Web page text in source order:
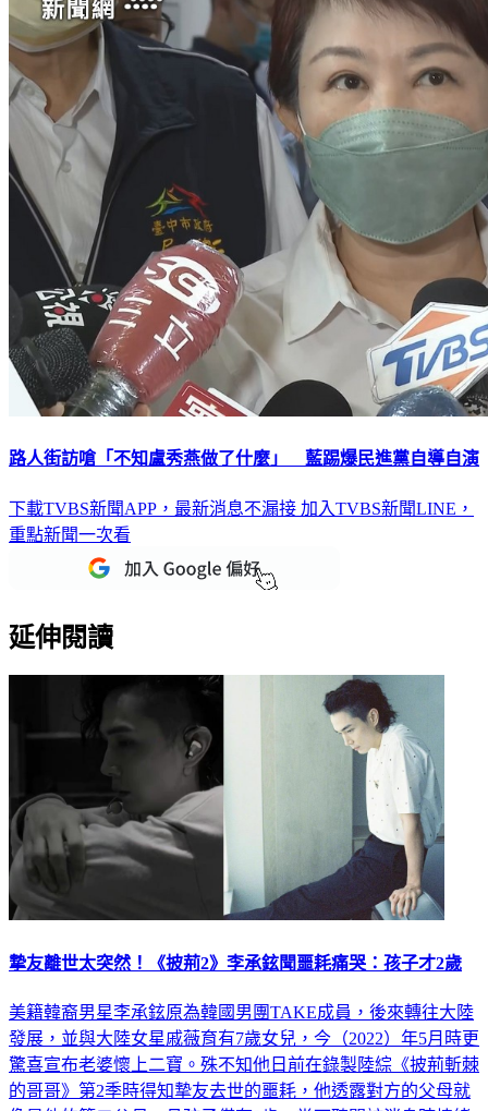
路人街訪嗆「不知盧秀燕做了什麼」 藍踢爆民進黨自導自演
下載TVBS新聞APP，最新消息不漏接 加入TVBS新聞LINE，
重點新聞一次看
延伸閱讀
摯友離世太突然！《披荊2》李承鉉聞噩耗痛哭：孩子才2歲
美籍韓裔男星李承鉉原為韓國男團TAKE成員，後來轉往大陸
發展，並與大陸女星戚薇育有7歲女兒，今（2022）年5月時更
驚喜宣布老婆懷上二寶。殊不知他日前在錄製陸綜《披荊斬棘
的哥哥》第2季時得知摯友去世的噩耗，他透露對方的父母就